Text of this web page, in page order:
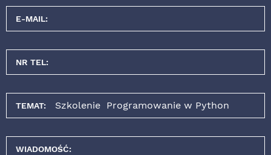
E-MAIL:
NR TEL:
TEMAT:
WIADOMOŚĆ: